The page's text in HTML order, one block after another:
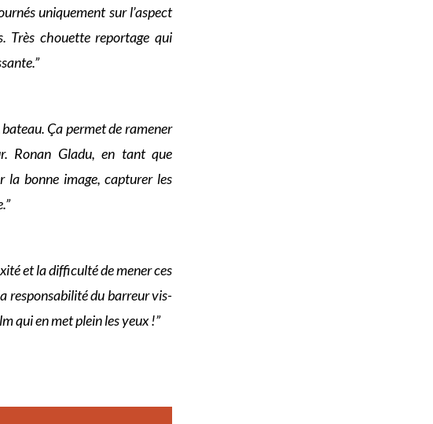
uniquement sur l’aspect
Très chouette reportage qui
Ça permet de ramener
Ronan Gladu, en tant que
bonne image, capturer les
et la difficulté de mener ces
responsabilité du barreur vis-
qui en met plein les yeux !”